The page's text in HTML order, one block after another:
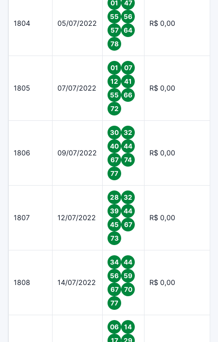
1804 05/07/2022
01
47
55
56
57
64
78
R$ 0,00
1805 07/07/2022
01
07
12
41
55
66
72
R$ 0,00
1806 09/07/2022
30
32
40
44
67
74
77
R$ 0,00
1807 12/07/2022
28
32
39
44
45
67
73
R$ 0,00
1808 14/07/2022
34
44
56
59
67
70
77
R$ 0,00
06
14